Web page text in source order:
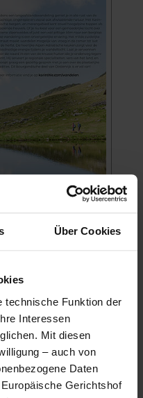
Über Cookies
technische Funktion der
Interessen
Mit diesen
– auch von
Daten
Gerichtshof